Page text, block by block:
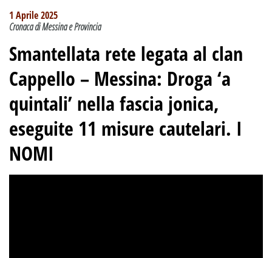
1 Aprile 2025
Cronaca di Messina e Provincia
Smantellata rete legata al clan
Cappello – Messina: Droga ‘a
quintali’ nella fascia jonica,
eseguite 11 misure cautelari. I
NOMI